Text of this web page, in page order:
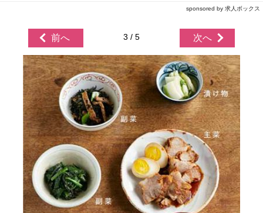
sponsored by 求人ボックス
前へ 3 / 5 次へ